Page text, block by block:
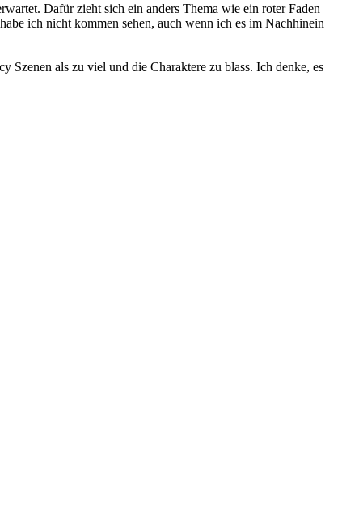
Dafür zieht sich ein anders Thema wie ein roter Faden
ich nicht kommen sehen, auch wenn ich es im Nachhinein
Szenen als zu viel und die Charaktere zu blass. Ich denke, es